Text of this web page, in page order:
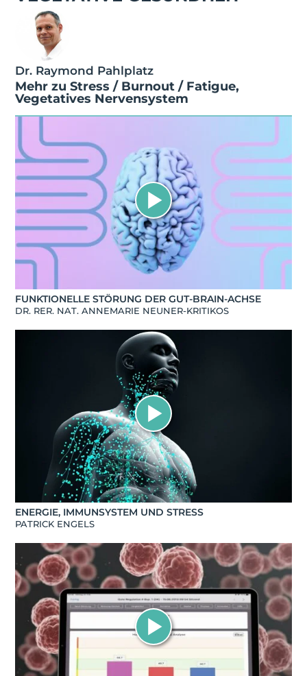
Dr. Raymond Pahlplatz
Mehr zu Stress / Burnout / Fatigue,
Vegetatives Nervensystem
FUNKTIONELLE STÖRUNG DER GUT-BRAIN-ACHSE
DR. RER. NAT. ANNEMARIE NEUNER-KRITIKOS
ENERGIE, IMMUNSYSTEM UND STRESS
PATRICK ENGELS